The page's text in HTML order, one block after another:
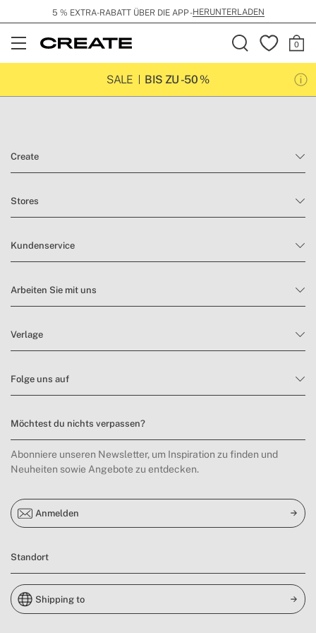
5 % EXTRA-RABATT ÜBER DIE APP -HERUNTERLADEN
Open
Menu
SALE
BIS ZU -50 %
Create
Stores
Kundenservice
Arbeiten Sie mit uns
Verlage
Folge uns auf
Möchtest du nichts verpassen?
Abonniere unseren Newsletter, um Inspiration zu finden und
Neuheiten sowie Angebote zu entdecken.
Anmelden
Standort
Shipping to